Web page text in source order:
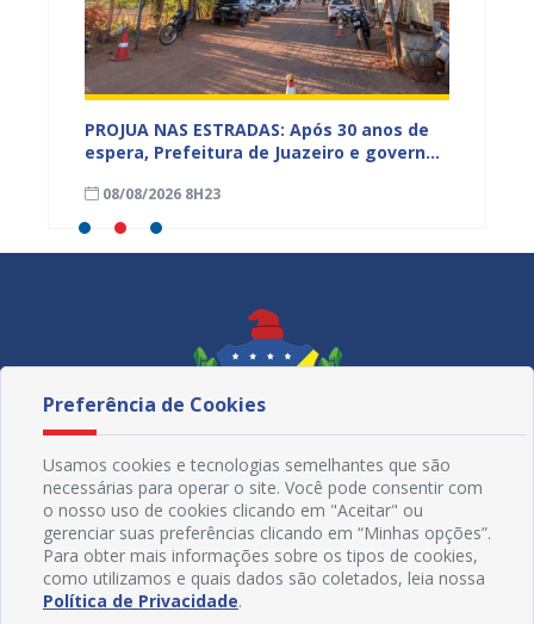
PROJUA NAS ESTRADAS: Após 30 anos de
espera, Prefeitura de Juazeiro e governo
pavimentação da estrada entre
Mandacaru e Porto de Pedra
08/08/2026 8H23
Redes Sociais
Preferência de Cookies
Usamos cookies e tecnologias semelhantes que são
necessárias para operar o site. Você pode consentir com
o nosso uso de cookies clicando em "Aceitar" ou
gerenciar suas preferências clicando em “Minhas opções”.
Para obter mais informações sobre os tipos de cookies,
como utilizamos e quais dados são coletados, leia nossa
Política de Privacidade.